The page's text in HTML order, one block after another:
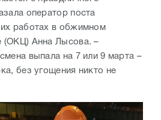
оператор поста
работах в обжимном
(ОКЦ) Анна Лысова. –
выпала на 7 или 9 марта –
без угощения никто не